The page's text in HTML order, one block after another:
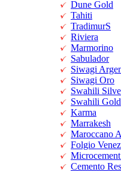
Dune Gold
Tahiti
TradimurS
Riviera
Marmorino
Sabulador
Siwagi
Siwagi Oro
Swahili
Swahili Gold
Karma
Marrakesh
Maroccano
Folgio
Cemento